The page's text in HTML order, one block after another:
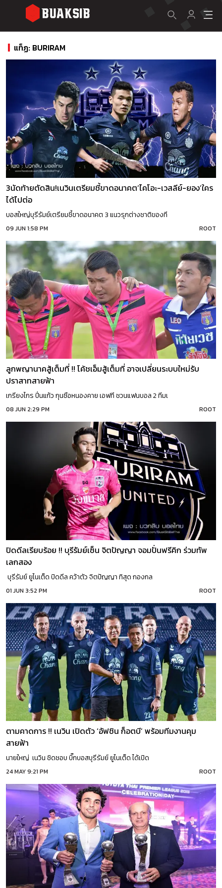
แท็ฏ: BURIRAM
3นัดท้ายตัดสิน!เนวินเตรียมชี้ขาดอนาคต’ไคโอะ-เวสลีย์-ยอง’ใคร
ได้ไปต่อ
บอสใหญ่บุรีรัมย์เตรียมชี้ขาดอนาคต 3 แนวรุกต่างชาติของที
09 JUN 1:58 PM ROOT
ลูกพญานาคสู้เต็มที่ !! โค้ชเอ็มสู้เต็มที่ อาจเปลี่ยนระบบใหม่รับ
ปราสาทสายฟ้า
เกรียงไกร ปิ่นแก้ว กุนซือหนองคาย เอฟที ชวนแฟนบอล 2 ทีมเ
08 JUN 2:29 PM ROOT
ปิดดีลเรียบร้อย !! บุรีรัมย์เซ็น จิตปัญญา จอมปั่นฟรีคิก ร่วมทัพ
เลกสอง
บุรีรัมย์ ยูไนเต็ด ปิดดีล คว้าตัว จิตปัญญา ทิสุด กองกล
01 JUN 3:52 PM ROOT
ตามคาดการ !! เนวิน เปิดตัว ‘อัฟชิน ก็อตบี’ พร้อมทีมงานคุม
สายฟ้า
นายใหญ่ เนวิน ชิดชอบ บิ๊กบอสบุรีรัมย์ ยูไนเต็ด ได้เปิด
24 MAY 9:21 PM ROOT